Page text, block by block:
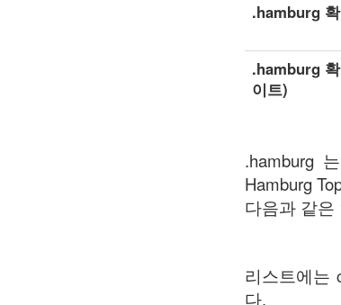
.hamburg
.hamburg
이트)
.hamburg
Hamburg
다음과 같은
리스트에는
다.